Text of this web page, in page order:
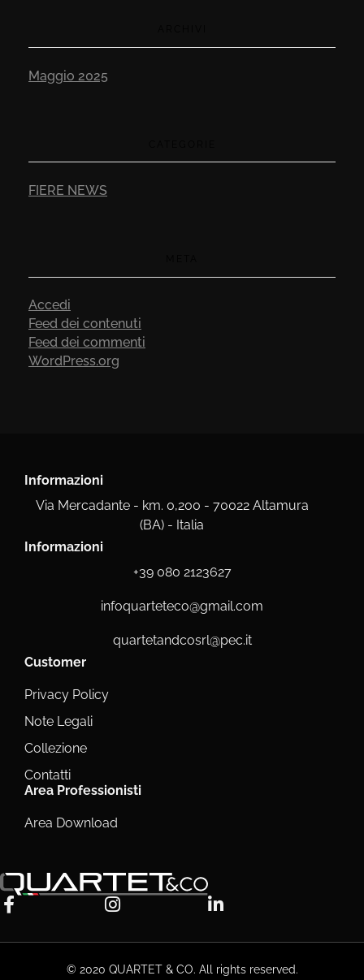
Maggio 2025
FIERE NEWS
Accedi
Feed dei contenuti
Feed dei commenti
WordPress.org
Informazioni
Via Mercadante - km. 0,200 - 70022 Altamura
(BA) - Italia
Informazioni
+39 080 2123627
infoquarteteco@gmail.com
quartetandcosrl@pec.it
Customer
Privacy Policy
Note Legali
Collezione
Contatti
Area Professionisti
Area Download
© 2020 QUARTET & CO. All rights reserved.